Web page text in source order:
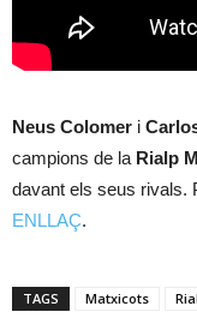
Neus Colomer i
campions de la Rialp
davant els seus rivals.
ENLLAÇ.
TAGS Matxicots